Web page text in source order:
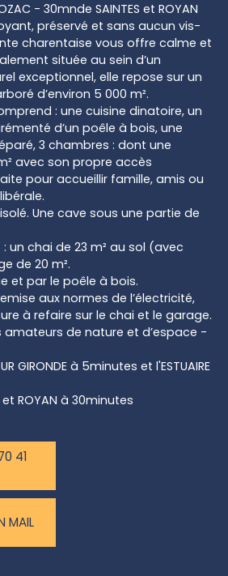
- 30mnde SAINTES et ROYAN
préservé et sans aucun vis-
charentaise vous offre calme et
située au sein d’un
exceptionnel, elle repose sur un
d’environ 5 000 m².
: une cuisine dinatoire, un
d’un poêle à bois, une
3 chambres : dont une
avec son propre accès
pour accueillir famille, amis ou
Une cave sous une partie de
un chai de 23 m² au sol (avec
de 20 m².
et par le poêle à bois.
aux normes de l’électricité,
à refaire sur le chai et le garage.
amateurs de nature et d’espace -
GIRONDE à 5minutes et l'ESTUAIRE
et ROYAN à 30minutes
41
MAIL